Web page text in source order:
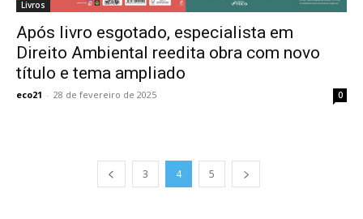
Livros
Após livro esgotado, especialista em
Direito Ambiental reedita obra com novo
título e tema ampliado
eco21 - 28 de fevereiro de 2025 0
3 4 5